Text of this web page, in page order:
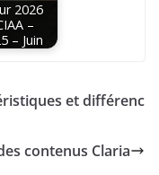
2026
–
– Juin
et différenc
contenus Claria